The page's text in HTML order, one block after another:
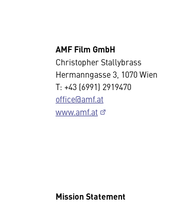
AMF Film GmbH
Christopher Stallybrass
Hermanngasse 3, 1070 Wien
T: +43 (6991) 2919470
office@amf.at
www.amf.at
Mission Statement